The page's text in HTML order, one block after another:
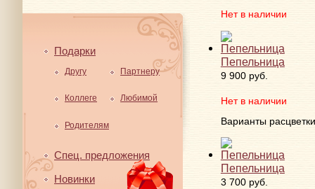
Подарки
Другу Партнеру
Коллеге Любимой
Родителям
Спец. предложения
Новинки
Нет в наличии
Пепельница
9 900 руб.
Нет в наличии
Варианты расцветки
Пепельница
3 700 руб.